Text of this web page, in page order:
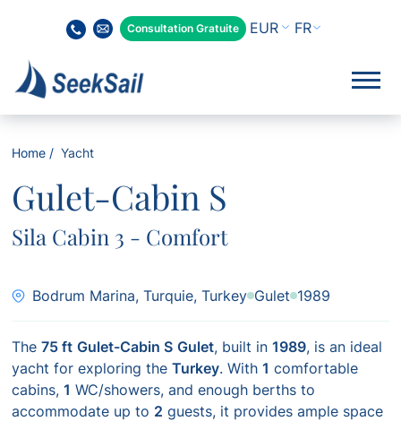
Consultation Gratuite FR
Home Yacht
Gulet-Cabin S
Sila Cabin 3 - Comfort
Bodrum Marina, Turquie, Turkey Gulet 1989
The75 ft Gulet-Cabin S Gulet, built in1989, is an ideal
yacht for exploring theTurkey. With1 comfortable
cabins,1 WC/showers, and enough berths to
accommodate up to 2 guests, it provides ample space